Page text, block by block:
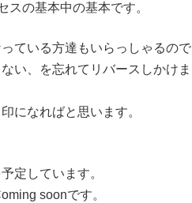
の基本中の基本です。
ている方達もいらっしゃるので
い、を忘れてリバースしかけま
になればと思います。
定しています。
soonです。